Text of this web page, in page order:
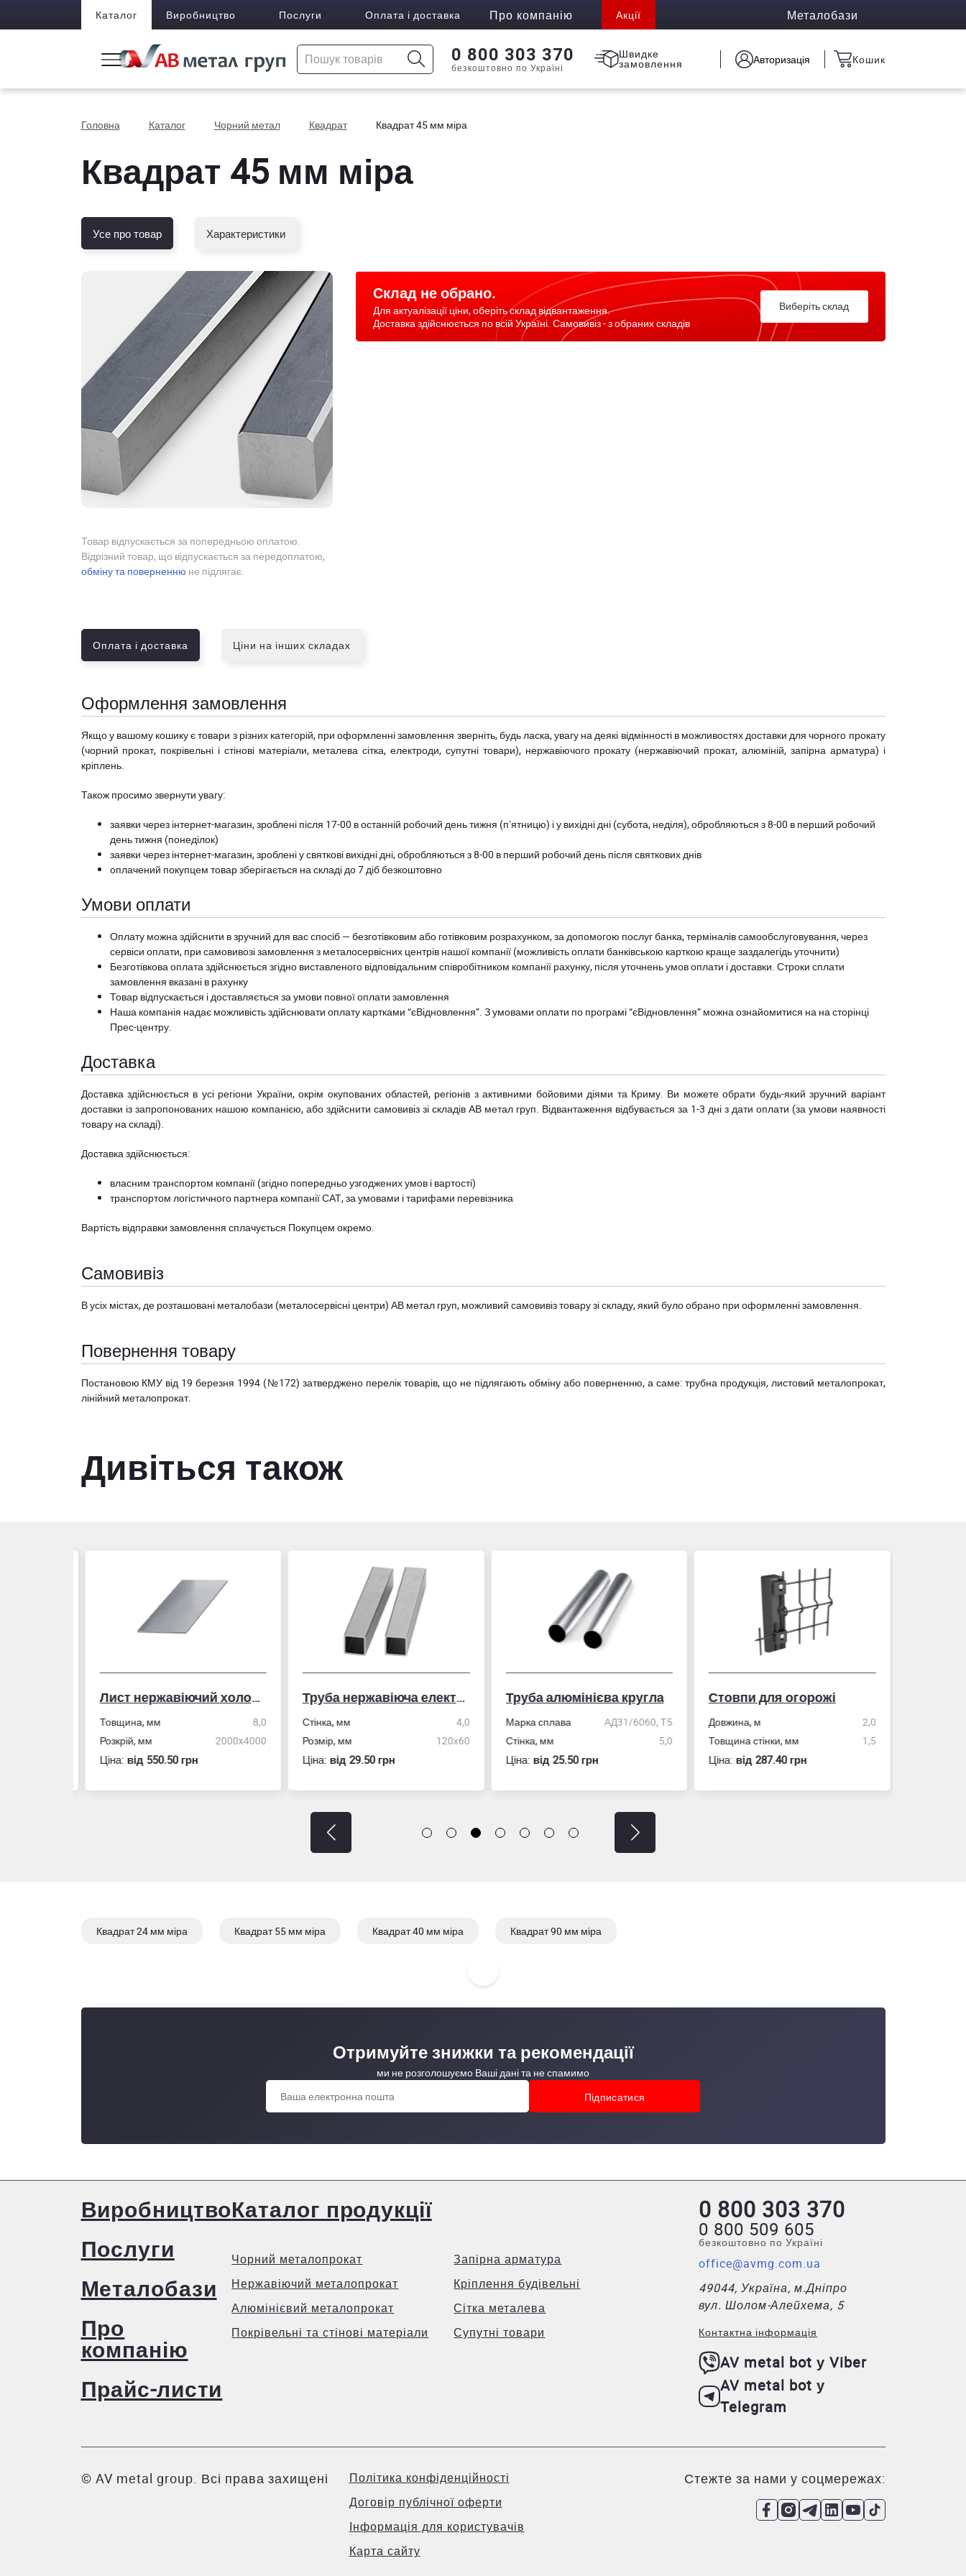
Каталог Виробництво Послуги Оплата і доставка Про компанію Акції Металобази
0 800 303 370
безкоштовно по Україні
Швидке
замовлення Авторизація Кошик
Головна Каталог Чорний метал Квадрат Квадрат 45 мм міра
Квадрат 45 мм міра
Усе про товар Характеристики
Товар відпускається за попередньою оплатою.
Відрізний товар, що відпускається за передоплатою,
обміну та поверненню не підлягає.
Склад не обрано.
Для актуалізації ціни, оберіть склад відвантаження.
Доставка здійснюється по всій Україні. Самовивіз - з обраних складів
Виберіть склад
Оплата і доставка Ціни на інших складах
Оформлення замовлення
Якщо у вашому кошику є товари з різних категорій, при оформленні замовлення зверніть, будь ласка, увагу на деякі відмінності в можливостях доставки для чорного прокату
(чорний прокат, покрівельні і стінові матеріали, металева сітка, електроди, супутні товари), нержавіючого прокату (нержавіючий прокат, алюміній, запірна арматура) і
кріплень.
Також просимо звернути увагу:
заявки через інтернет-магазин, зроблені після 17-00 в останній робочий день тижня (пʼятницю) і у вихідні дні (субота, неділя), обробляються з 8-00 в перший робочий
день тижня (понеділок)
заявки через інтернет-магазин, зроблені у святкові вихідні дні, обробляються з 8-00 в перший робочий день після святкових днів
оплачений покупцем товар зберігається на складі до 7 діб безкоштовно
Умови оплати
Оплату можна здійснити в зручний для вас спосіб — безготівковим або готівковим розрахунком, за допомогою послуг банка, терміналів самообслуговування, через
сервіси оплати, при самовивозі замовлення з металосервісних центрів нашої компанії (можливість оплати банківською карткою краще заздалегідь уточнити)
Безготівкова оплата здійснюється згідно виставленого відповідальним співробітником компанії рахунку, після уточнень умов оплати і доставки. Строки сплати
замовлення вказані в рахунку
Товар відпускається і доставляється за умови повної оплати замовлення
Наша компанія надає можливість здійснювати оплату картками “єВідновлення”. З умовами оплати по програмі “єВідновлення” можна ознайомитися на на сторінці
Прес-центру.
Доставка
Доставка здійснюється в усі регіони України, окрім окупованих областей, регіонів з активними бойовими діями та Криму. Ви можете обрати будь-який зручний варіант
доставки із запропонованих нашою компанією, або здійснити самовивіз зі складів АВ метал груп. Відвантаження відбувається за 1-3 дні з дати оплати (за умови наявності
товару на складі).
Доставка здійснюється:
власним транспортом компанії (згідно попередньо узгоджених умов і вартості)
транспортом логістичного партнера компанії САТ, за умовами і тарифами перевізника
Вартість відправки замовлення сплачується Покупцем окремо.
Самовивіз
В усіх містах, де розташовані металобази (металосервісні центри) АВ метал груп, можливий самовивіз товару зі складу, який було обрано при оформленні замовлення.
Повернення товару
Постановою КМУ від 19 березня 1994 (№172) затверджено перелік товарів, що не підлягають обміну або поверненню, а саме: трубна продукція, листовий металопрокат,
лінійний металопрокат.
Дивіться також
Лист нержавіючий холоднокатаний
Товщина, мм
8,0
Розкрій, мм
2000x4000
Ціна:вiд 550.50 грн
Труба нержавіюча електрозварна профільна
Стінка, мм
4,0
Розмір, мм
120х60
Ціна:вiд 29.50 грн
Труба алюмінієва кругла
Марка сплава
АД31/6060, Т5
Стінка, мм
5,0
Ціна:вiд 25.50 грн
Стовпи для огорожі
Довжина, м
2,0
Товщина стінки, мм
1,5
Ціна:вiд 287.40 грн
Квадрат 24 мм міра Квадрат 55 мм міра Квадрат 40 мм міра Квадрат 90 мм міра
Отримуйте знижки та рекомендації
ми не розголошуємо Ваші дані та не спамимо
Виробництво
Послуги
Металобази
Про
компанію
Прайс-листи
Каталог продукції
Чорний металопрокат
Нержавіючий металопрокат
Алюмінієвий металопрокат
Покрівельні та стінові матеріали
Запірна арматура
Кріплення будівельні
Сітка металева
Супутні товари
0 800 303 370
0 800 509 605
безкоштовно по Україні
office@avmg.com.ua
49044, Україна, м.Дніпро
вул. Шолом-Алейхема, 5
Контактна інформація
AV metal bot у Viber
AV metal bot у
Telegram
© AV metal group. Всі права захищені
Політика конфіденційності
Договір публічної оферти
Інформація для користувачів
Карта сайту
Стежте за нами у соцмережах: